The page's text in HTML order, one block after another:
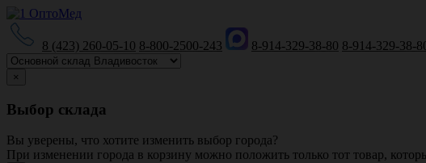
8 (423) 260-05-10 8-800-2500-243 8-914-329-38-80 8-914-329-38-
×
Выбор склада
Вы уверены, что хотите изменить выбор города?
При изменении города в корзину можно положить только тот товар,